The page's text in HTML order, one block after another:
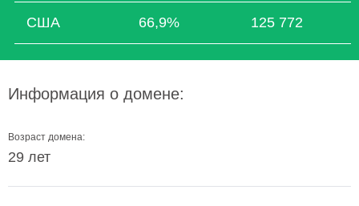
США 66,9% 125 772
Информация о домене:
Возраст домена:
29 лет